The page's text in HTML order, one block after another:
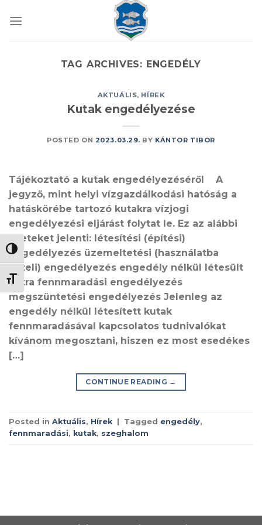
NAGY KONTRASZT VÁLTÁSA
BETŰMÉRET VÁLTÁSA
TAG ARCHIVES: ENGEDÉLY
AKTUÁLIS, HÍREK
Kutak engedélyezése
POSTED ON 2023.03.29. BY KÁNTOR TIBOR
Tájékoztató a kutak engedélyezéséről A
jegyző, mint helyi vízgazdálkodási hatóság a
hatáskörébe tartozó kutakra vízjogi
engedélyezési eljárást folytat le. Ez az alábbi
eseteket jelenti: létesítési (építési)
engedélyezés üzemeltetési (használatba
vételi) engedélyezés engedély nélkül létesült
kútra fennmaradási engedélyezés
megszüntetési engedélyezés Jelenleg az
engedély nélkül létesített kutak
fennmaradásával kapcsolatos tudnivalókat
kívánom megosztani, hiszen ez most esedékes
[…]
CONTINUE READING →
Posted in Aktuális, Hírek Tagged engedély,
fennmaradási, kutak, szeghalom